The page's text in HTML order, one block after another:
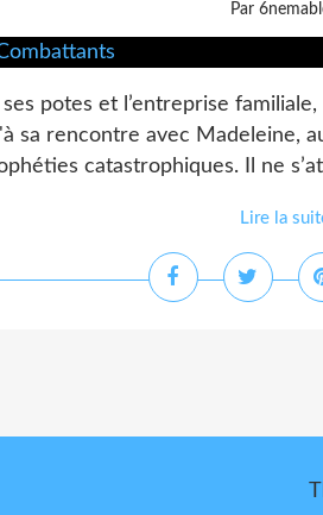
Par
potes et l’entreprise
sa rencontre avec Madeleine,
catastrophiques. Il ne
Lire la